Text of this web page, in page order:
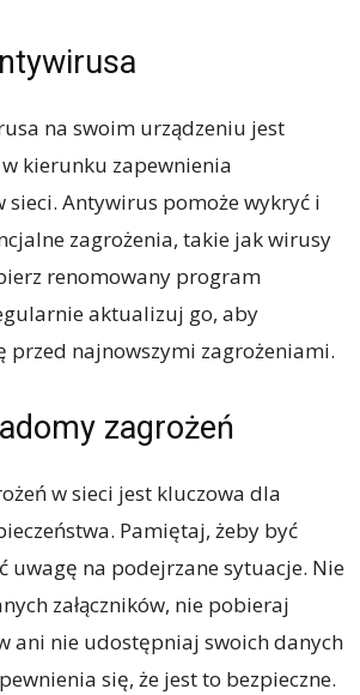
na swoim urządzeniu jest
kierunku zapewnienia
sieci. Antywirus pomoże wykryć i
zagrożenia, takie jak wirusy
renomowany program
aktualizuj go, aby
przed najnowszymi zagrożeniami.
zagrożeń
w sieci jest kluczowa dla
Pamiętaj, żeby być
uwagę na podejrzane sytuacje. Nie
załączników, nie pobieraj
ani nie udostępniaj swoich danych
się, że jest to bezpieczne.